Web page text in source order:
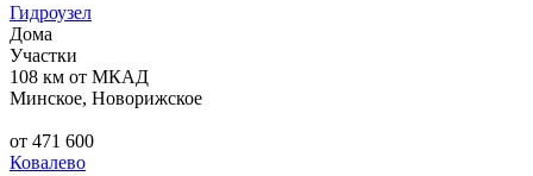
Гидроузел
Дома
Участки
108 км от МКАД
Минское, Новорижское
от 471 600
Ковалево